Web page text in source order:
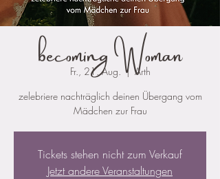
becoming Woman
Fr., 21. Aug.
  |
Arth
zelebriere nachträglich deinen Übergang vom
Mädchen zur Frau
Tickets stehen nicht zum Verkauf
Jetzt andere Veranstaltungen